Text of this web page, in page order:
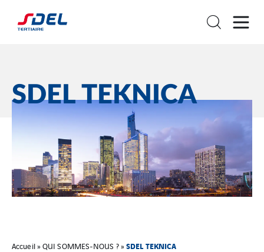
SDEL TEKNICA
Accueil»QUI SOMMES-NOUS ?»SDEL TEKNICA